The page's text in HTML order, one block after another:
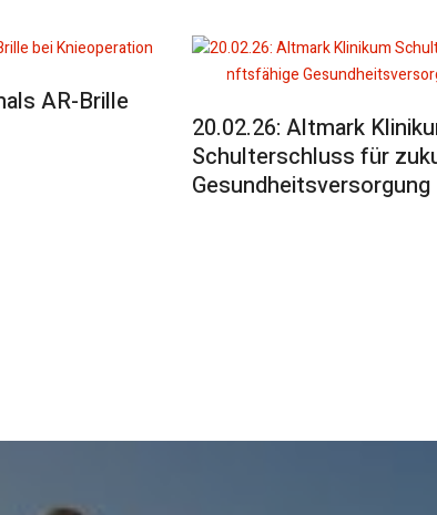
AR-Brille
20.02.26: Altmark
Schulterschluss für
Gesundheitsversorgung